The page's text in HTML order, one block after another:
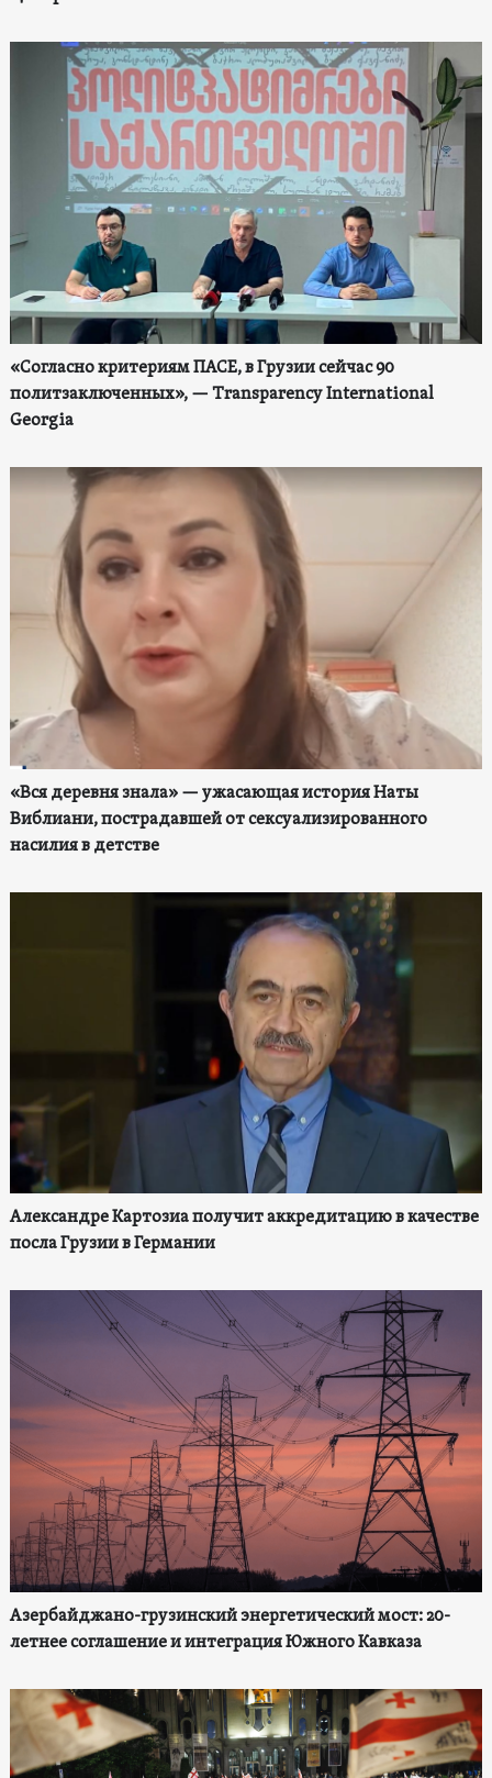
«Согласно критериям ПАСЕ, в Грузии сейчас 90
политзаключенных», — Transparency International
Georgia
«Вся деревня знала» — ужасающая история Наты
Виблиани, пострадавшей от сексуализированного
насилия в детстве
Александре Картозиа получит аккредитацию в качестве
посла Грузии в Германии
Азербайджано-грузинский энергетический мост: 20-
летнее соглашение и интеграция Южного Кавказа